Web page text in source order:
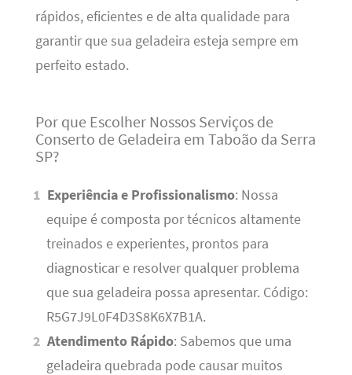
rápidos, eficientes e de alta qualidade para
garantir que sua geladeira esteja sempre em
perfeito estado.
Por que Escolher Nossos Serviços de
Conserto de Geladeira em Taboão da Serra
SP?
Experiência e Profissionalismo: Nossa
equipe é composta por técnicos altamente
treinados e experientes, prontos para
diagnosticar e resolver qualquer problema
que sua geladeira possa apresentar. Código:
R5G7J9L0F4D3S8K6X7B1A.
Atendimento Rápido: Sabemos que uma
geladeira quebrada pode causar muitos